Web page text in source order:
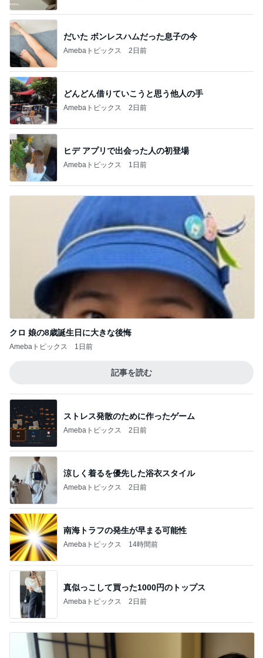
だいた ボンレスハムだった息子の今
Amebaトピックス 2日前
どんどん借りていこうと思う他人の手
Amebaトピックス 2日前
ヒデ アプリで出会った人の初登場
Amebaトピックス 1日前
クロ 娘の8歳誕生日に大きな後悔
Amebaトピックス 1日前
記事を読む
ストレス発散のために作ったゲーム
Amebaトピックス 2日前
涼しく着るを優先した浴衣スタイル
Amebaトピックス 2日前
南海トラフの発生が早まる可能性
Amebaトピックス 14時間前
真似っこして買った1000円のトップス
Amebaトピックス 2日前